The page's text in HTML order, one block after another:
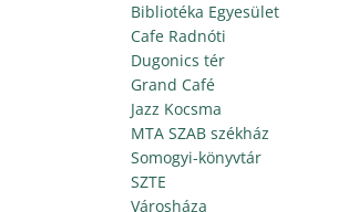
Bibliotéka Egyesület
Cafe Radnóti
Dugonics tér
Grand Café
Jazz Kocsma
MTA SZAB székház
Somogyi-könyvtár
SZTE
Városháza